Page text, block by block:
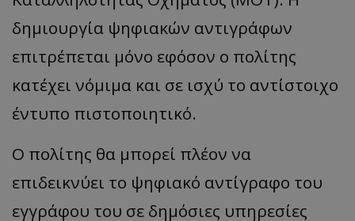
δημιουργία ψηφιακών αντιγράφων
επιτρέπεται μόνο εφόσον ο πολίτης
κατέχει νόμιμα και σε ισχύ το αντίστοιχο
έντυπο πιστοποιητικό.
Ο πολίτης θα μπορεί πλέον να
επιδεικνύει το ψηφιακό αντίγραφο του
εγγράφου του σε δημόσιες υπηρεσίες